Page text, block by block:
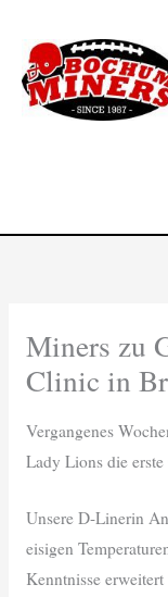
Inhalt
springen
Miners zu
Clinic in
Vergangenes
Lady Lions die
Unsere D-Linerin
eisigen
Kenntnisse